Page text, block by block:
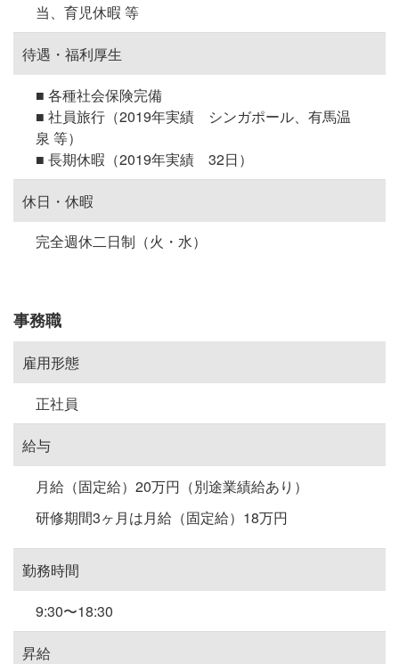
当、育児休暇 等
待遇・福利厚生
■ 各種社会保険完備
■ 社員旅行（2019年実績 シンガポール、有馬温
泉 等）
■ 長期休暇（2019年実績 32日）
休日・休暇
完全週休二日制（火・水）
事務職
雇用形態
正社員
給与
月給（固定給）20万円（別途業績給あり）
研修期間3ヶ月は月給（固定給）18万円
勤務時間
9:30〜18:30
昇給